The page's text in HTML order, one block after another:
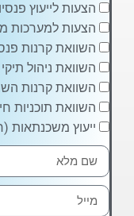
הצעות לייעוץ
הצעות למערכות
השוואת קרנות
השוואת ניהול
השוואת קרנות
השוואת תוכניות
ייעוץ משכנתאות